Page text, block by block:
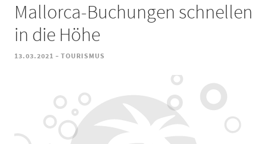
Mallorca-Buchungen schnellen
in die Höhe
13.03.2021 - TOURISMUS